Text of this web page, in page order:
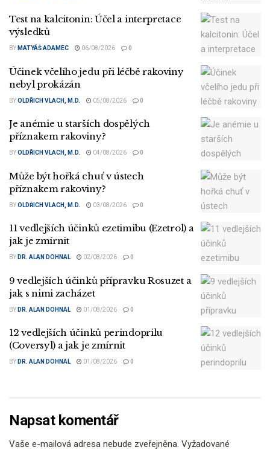
Test na kalcitonin: Účel a interpretace
výsledků
BY MATYÁŠ ADAMEC 06/08/2026 0
Účinek včelího jedu při léčbě rakoviny
nebyl prokázán
BYOLDŘICH VLACH, M.D. 05/08/2026 0
Je anémie u starších dospělých
příznakem rakoviny?
BYOLDŘICH VLACH, M.D. 04/08/2026 0
Může být hořká chuť v ústech
příznakem rakoviny?
BYOLDŘICH VLACH, M.D. 03/08/2026 0
11 vedlejších účinků ezetimibu (Ezetrol) a
jak je zmírnit
BY DR. ALAN DOHNAL 02/08/2026 0
9 vedlejších účinků přípravku Rosuzet a
jak s nimi zacházet
BY DR. ALAN DOHNAL 01/08/2026 0
12 vedlejších účinků perindoprilu
(Coversyl) a jak je zmírnit
BY DR. ALAN DOHNAL 01/08/2026 0
Napsat komentář
Vaše e-mailová adresa nebude zveřejněna. Vyžadované